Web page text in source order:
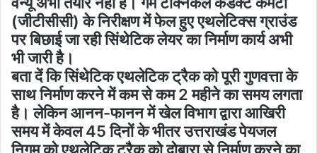
(जीटीसीसी) के निरीक्षण में फेल हुए एथलेटिक्स ग्राउंड
पर बिछाई जा रही सिंथेटिक लेयर का निर्माण कार्य अभी
भी जारी है।
बता दें कि सिंथेटिक एथलेटिक ट्रैक को पूरी गुणवत्ता के
साथ निर्माण करने में कम से कम 2 महीने का समय लगता
है। लेकिन आनन-फानन में खेल विभाग द्वारा आखिरी
समय में केवल 45 दिनों के भीतर उत्तराखंड पेयजल